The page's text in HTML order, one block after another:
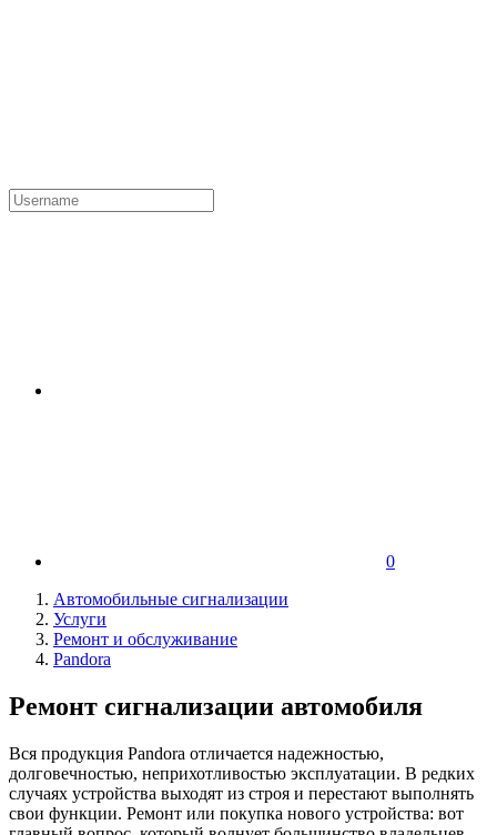
0
Автомобильные сигнализации
Услуги
Ремонт и обслуживание
Pandora
Ремонт сигнализации автомобиля
Вся продукция Pandora отличается надежностью,
долговечностью, неприхотливостью эксплуатации. В редких
случаях устройства выходят из строя и перестают выполнять
свои функции. Ремонт или покупка нового устройства: вот